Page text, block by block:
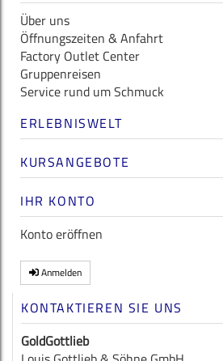
Über uns
Öffnungszeiten & Anfahrt
Factory Outlet Center
Gruppenreisen
Service rund um Schmuck
ERLEBNISWELT
KURSANGEBOTE
IHR KONTO
Konto eröffnen
Anmelden
KONTAKTIEREN SIE UNS
GoldGottlieb